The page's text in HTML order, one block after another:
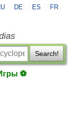
DE ES FR
Search!
⚽